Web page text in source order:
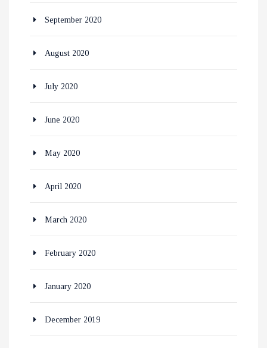
September 2020
August 2020
July 2020
June 2020
May 2020
April 2020
March 2020
February 2020
January 2020
December 2019